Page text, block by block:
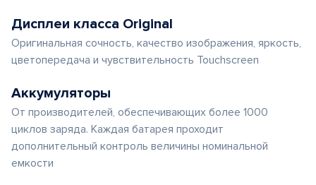
Дисплеи класса Original
Оригинальная сочность, качество изображения, яркость,
цветопередача и чувствительность Touchscreen
Аккумуляторы
От производителей, обеспечивающих более 1000
циклов заряда. Каждая батарея проходит
дополнительный контроль величины номинальной
емкости